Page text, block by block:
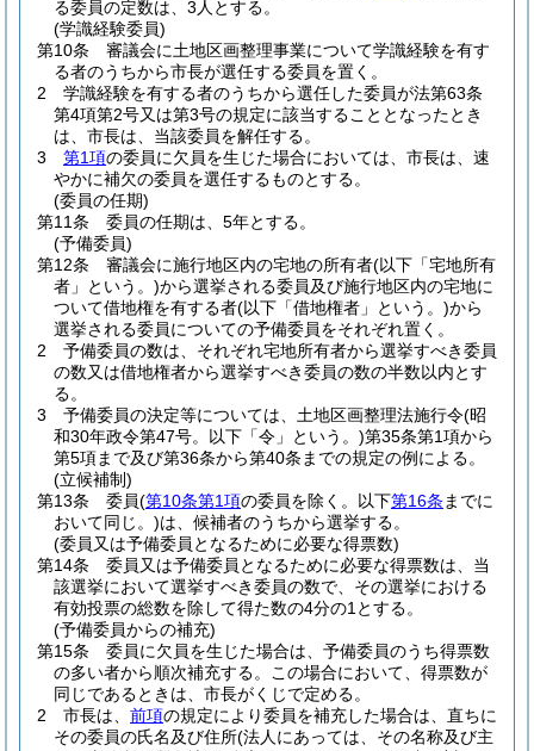
る委員の定数は、3人とする。
(学識経験委員)
第10条
審議会に土地区画整理事業について学識経験を有す
る者のうちから市長が選任する委員を置く。
2
学識経験を有する者のうちから選任した委員が法第63条
第4項第2号又は第3号の規定に該当することとなったとき
は、市長は、当該委員を解任する。
3
第1項の委員に欠員を生じた場合においては、市長は、速
やかに補欠の委員を選任するものとする。
(委員の任期)
第11条
委員の任期は、5年とする。
(予備委員)
第12条
審議会に施行地区内の宅地の所有者(以下「宅地所有
者」という。)から選挙される委員及び施行地区内の宅地に
ついて借地権を有する者(以下「借地権者」という。)から
選挙される委員についての予備委員をそれぞれ置く。
2
予備委員の数は、それぞれ宅地所有者から選挙すべき委員
の数又は借地権者から選挙すべき委員の数の半数以内とす
る。
3
予備委員の決定等については、土地区画整理法施行令(昭
和30年政令第47号。以下「令」という。)第35条第1項から
第5項まで及び第36条から第40条までの規定の例による。
(立候補制)
第13条
委員(第10条第1項の委員を除く。以下第16条 までに
おいて同じ。)は、候補者のうちから選挙する。
(委員又は予備委員となるために必要な得票数)
第14条
委員又は予備委員となるために必要な得票数は、当
該選挙において選挙すべき委員の数で、その選挙における
有効投票の総数を除して得た数の4分の1とする。
(予備委員からの補充)
第15条
委員に欠員を生じた場合は、予備委員のうち得票数
の多い者から順次補充する。
この場合において、得票数が
同じであるときは、市長がくじで定める。
2
市長は、 前項の規定により委員を補充した場合は、直ちに
その委員の氏名及び住所(法人にあっては、その名称及び主